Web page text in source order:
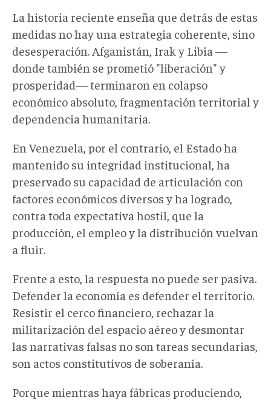
La historia reciente enseña que detrás de estas
medidas no hay una estrategia coherente, sino
desesperación. Afganistán, Irak y Libia —
donde también se prometió "liberación" y
prosperidad— terminaron en colapso
económico absoluto, fragmentación territorial y
dependencia humanitaria.
En Venezuela, por el contrario, el Estado ha
mantenido su integridad institucional, ha
preservado su capacidad de articulación con
factores económicos diversos y ha logrado,
contra toda expectativa hostil, que la
producción, el empleo y la distribución vuelvan
a fluir.
Frente a esto, la respuesta no puede ser pasiva.
Defender la economía es defender el territorio.
Resistir el cerco financiero, rechazar la
militarización del espacio aéreo y desmontar
las narrativas falsas no son tareas secundarias,
son actos constitutivos de soberanía.
Porque mientras haya fábricas produciendo,